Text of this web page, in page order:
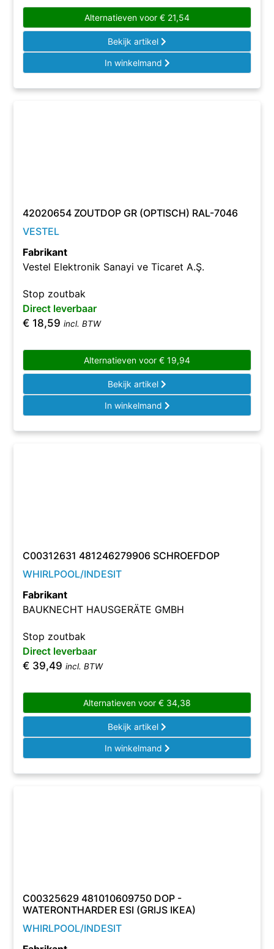
Alternatieven voor € 21,54
Bekijk artikel
In winkelmand
42020654 ZOUTDOP GR (OPTISCH) RAL-7046
VESTEL
Fabrikant
Vestel Elektronik Sanayi ve Ticaret A.Ş.
Stop zoutbak
Direct leverbaar
€ 18,59 incl. BTW
Alternatieven voor € 19,94
Bekijk artikel
In winkelmand
C00312631 481246279906 SCHROEFDOP
WHIRLPOOL/INDESIT
Fabrikant
BAUKNECHT HAUSGERÄTE GMBH
Stop zoutbak
Direct leverbaar
€ 39,49 incl. BTW
Alternatieven voor € 34,38
Bekijk artikel
In winkelmand
C00325629 481010609750 DOP -
WATERONTHARDER ESI (GRIJS IKEA)
WHIRLPOOL/INDESIT